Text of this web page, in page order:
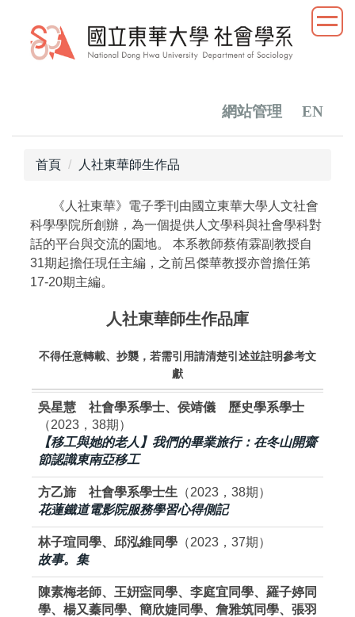
網站管理 EN
首頁 人社東華師生作品
《人社東華》電子季刊由國立東華大學人文社會
科學學院所創辦，為一個提供人文學科與社會學科對
話的平台與交流的園地。 本系教師蔡侑霖副教授自
31期起擔任現任主編，之前呂傑華教授亦曾擔任第
17-20期主編。
人社東華師生作品庫
不得任意轉載、抄襲，若需引用請清楚引述並註明參考文
獻
吳星慧 社會學系學士、侯靖儀 歷史學系學士
（2023，38期）
【移工與她的老人】我們的畢業旅行：在冬山開齋
節認識東南亞移工
方乙旆 社會學系學士生 （2023，38期）
花蓮鐵道電影院服務學習心得側記
林子瑄同學、邱泓維同學 （2023，37期）
故事。集
陳素梅老師、王姸寍同學、李庭宜同學、羅子婷同
學、楊又蓁同學、簡欣婕同學、詹雅筑同學、張羽